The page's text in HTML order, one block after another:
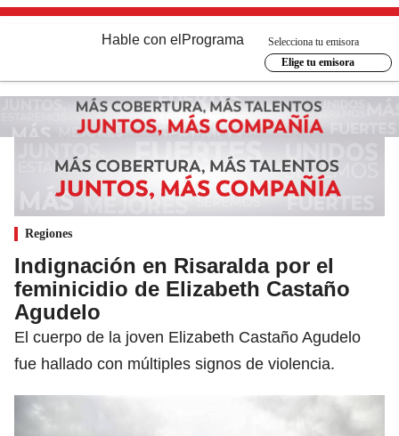
Hable con el Programa
Selecciona tu emisora
Elige tu emisora
Regiones
Indignación en Risaralda por el
feminicidio de Elizabeth Castaño
Agudelo
El cuerpo de la joven Elizabeth Castaño Agudelo
fue hallado con múltiples signos de violencia.